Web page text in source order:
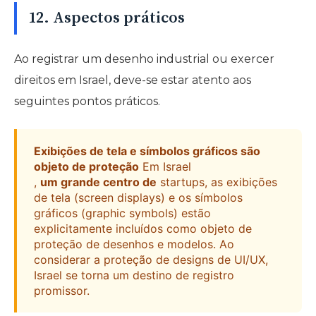
12. Aspectos práticos
Ao registrar um desenho industrial ou exercer
direitos em Israel, deve-se estar atento aos
seguintes pontos práticos.
Exibições de tela e símbolos gráficos são
objeto de proteção Em Israel
, um grande centro de startups, as exibições
de tela (screen displays) e os símbolos
gráficos (graphic symbols) estão
explicitamente incluídos como objeto de
proteção de desenhos e modelos. Ao
considerar a proteção de designs de UI/UX,
Israel se torna um destino de registro
promissor.